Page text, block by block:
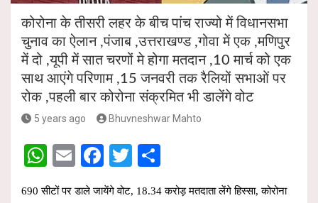
कोरोना के तीसरी लहर के बीच पांच राज्यो में विधानसभा
चुनाव का ऐलान ,पंजाब ,उत्तराखण्ड ,गोवा में एक ,मणिपुर
में दो ,यूपी में सात चरणों मे होगा मतदान ,10 मार्च को एक
साथ आएंगे परिणाम ,15 जनवरी तक रैलियों सभाओं पर
रोक ,पहली बार कोरोना संक्रमित भी डालेंगे वोट
5 years ago Bhuvneshwar Mahto
W
h
E
m
F
a
T
690 सीटों पर डाले जायेंगे वोट, 18.34 करोड़ मतदाता लेंगे हिस्सा, कोरोना